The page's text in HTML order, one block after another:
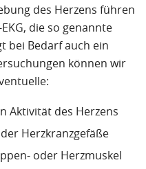
des Herzens führen
die so genannte
bei Bedarf auch ein
können wir
Aktivität des Herzens
Herzkranzgefäße
oder Herzmuskel